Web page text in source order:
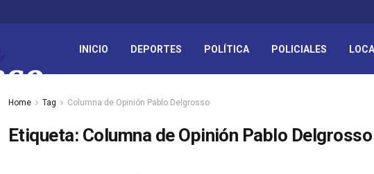
INICIO DEPORTES POLÍTICA POLICIALES
Home Tag Columna de Opinión Pablo Delgrosso
Etiqueta: Columna de Opinión Pablo Delgrosso